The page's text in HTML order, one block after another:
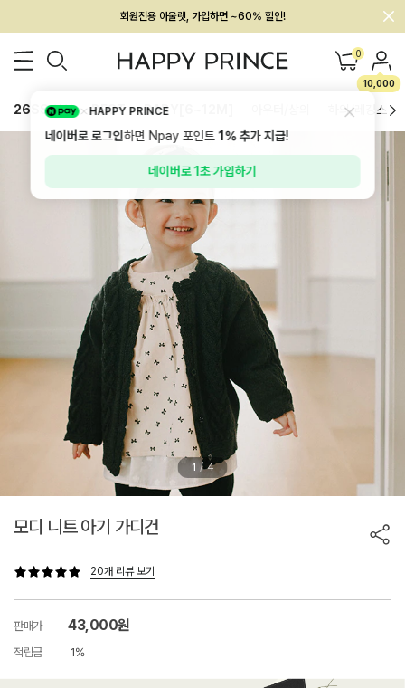
회원전용 아울렛, 가입하면 ~60% 할인!
멤버십 최대 28,000원 혜택 0
10,000
26SS 신상 BEST BABY[6~12M] 하의/레깅스
1 / 4
모디 니트 아기 가디건
20개 리뷰 보기
판매가 43,000원
적립금 1%
HAPPY PRINCE
네이버로 로그인하면 Npay 포인트1%추가 지급!
네이버로 1초 가입하기